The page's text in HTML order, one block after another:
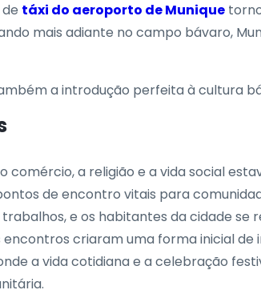
táxi do aeroporto de Munique
mais adiante no campo bávaro,
a introdução perfeita à cultura
comércio, a religião e a vida social
de encontro vitais para
e os habitantes da cidade
criaram uma forma inicial
a vida cotidiana e a celebração